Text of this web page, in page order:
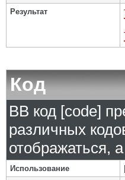
Результат
Код
BB код [code]
различных
отображаться,
Использование